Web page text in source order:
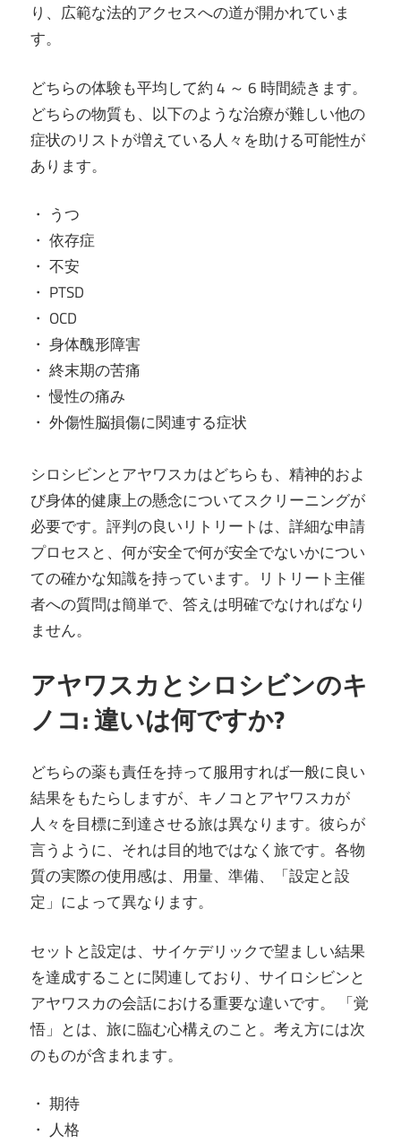
り、広範な法的アクセスへの道が開かれていま
す。
どちらの体験も平均して約 4 ～ 6 時間続きます。
どちらの物質も、以下のような治療が難しい他の
症状のリストが増えている人々を助ける可能性が
あります。
・ うつ
・ 依存症
・ 不安
・ PTSD
・ OCD
・ 身体醜形障害
・ 終末期の苦痛
・ 慢性の痛み
・ 外傷性脳損傷に関連する症状
シロシビンとアヤワスカはどちらも、精神的およ
び身体的健康上の懸念についてスクリーニングが
必要です。評判の良いリトリートは、詳細な申請
プロセスと、何が安全で何が安全でないかについ
ての確かな知識を持っています。リトリート主催
者への質問は簡単で、答えは明確でなければなり
ません。
アヤワスカとシロシビンのキ
ノコ: 違いは何ですか?
どちらの薬も責任を持って服用すれば一般に良い
結果をもたらしますが、キノコとアヤワスカが
人々を目標に到達させる旅は異なります。彼らが
言うように、それは目的地ではなく旅です。各物
質の実際の使用感は、用量、準備、「設定と設
定」によって異なります。
セットと設定は、サイケデリックで望ましい結果
を達成することに関連しており、サイロシビンと
アヤワスカの会話における重要な違いです。 「覚
悟」とは、旅に臨む心構えのこと。考え方には次
のものが含まれます。
・ 期待
・ 人格